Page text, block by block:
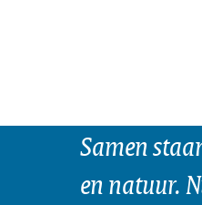
Samen
en natuur.